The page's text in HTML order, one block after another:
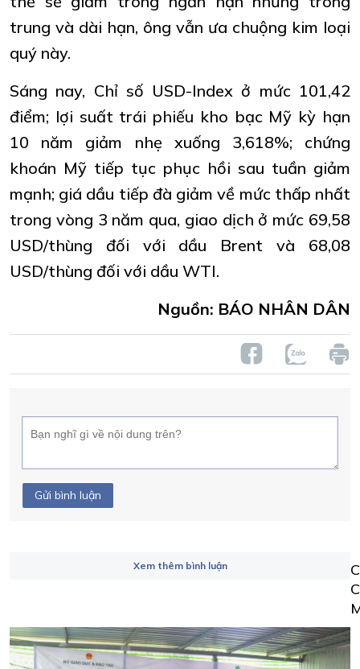
trung và dài hạn, ông vẫn ưa chuộng kim loại
quý này.
Sáng nay, Chỉ số USD-Index ở mức 101,42
điểm; lợi suất trái phiếu kho bạc Mỹ kỳ hạn
10 năm giảm nhẹ xuống 3,618%; chứng
khoán Mỹ tiếp tục phục hồi sau tuần giảm
mạnh; giá dầu tiếp đà giảm về mức thấp nhất
trong vòng 3 năm qua, giao dịch ở mức 69,58
USD/thùng đối với dầu Brent và 68,08
USD/thùng đối với dầu WTI.
Nguồn: BÁO NHÂN DÂN
Gửi bình luận
Xem thêm bình luận